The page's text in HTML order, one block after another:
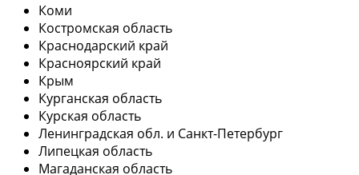
Коми
Костромская область
Краснодарский край
Красноярский край
Крым
Курганская область
Курская область
Ленинградская обл. и Санкт-Петербург
Липецкая область
Магаданская область